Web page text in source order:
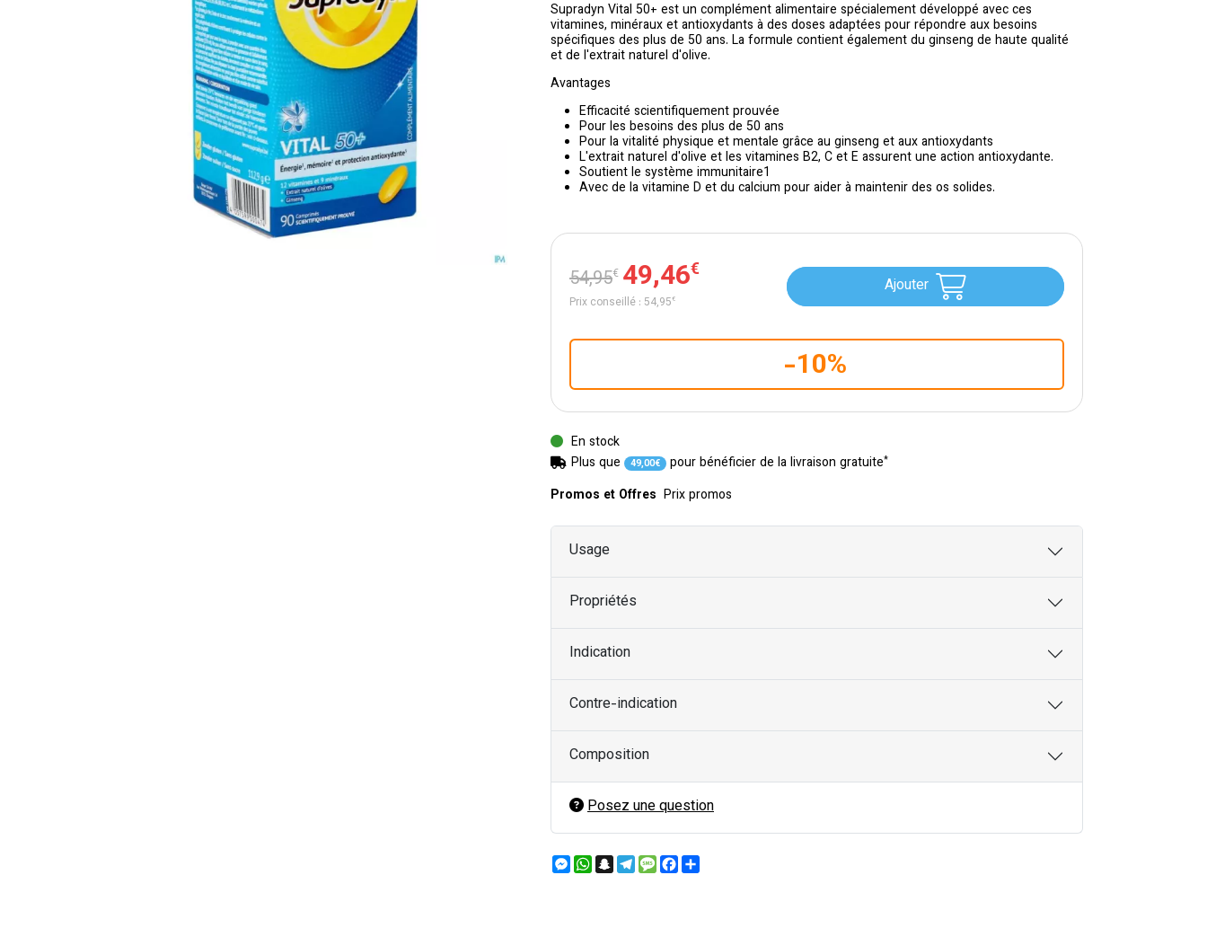
Supradyn Vital 50+ est un complément alimentaire spécialement développé avec ces
vitamines, minéraux et antioxydants à des doses adaptées pour répondre aux besoins
spécifiques des plus de 50 ans. La formule contient également du ginseng de haute qualité
et de l'extrait naturel d'olive.
Avantages
Efficacité scientifiquement prouvée
Pour les besoins des plus de 50 ans
Pour la vitalité physique et mentale grâce au ginseng et aux antioxydants
L'extrait naturel d'olive et les vitamines B2, C et E assurent une action antioxydante.
Soutient le système immunitaire1
Avec de la vitamine D et du calcium pour aider à maintenir des os solides.
54,95€ 49,46€
Prix conseillé : 54,95€
Ajouter
-10%
En stock
Plus que
49,00€ pour bénéficier de la livraison gratuite*
Promos et Offres Prix promos
Usage
Propriétés
Indication
Contre-indication
Composition
Posez une question
Messenger
WhatsApp
Snapchat
Telegram
MessageFacebook